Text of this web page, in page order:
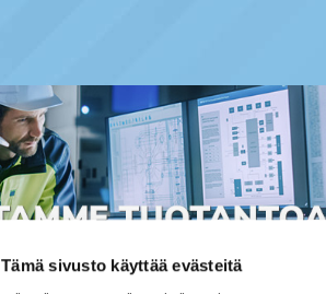
Tämä sivusto käyttää evästeitä